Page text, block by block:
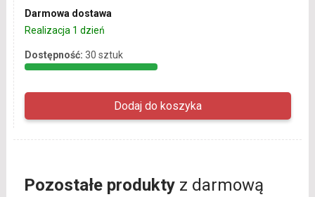
Darmowa dostawa
Realizacja 1 dzień
Dostępność: 30 sztuk
Pozostałe produktyz darmową